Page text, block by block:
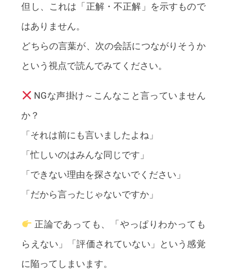
但し、これは「正解・不正解」を示すもので
はありません。
どちらの言葉が、次の会話につながりそうか
という視点で読んでみてください。
NGな声掛け～こんなこと言っていません
か？
「それは前にも言いましたよね」
「忙しいのはみんな同じです」
「できない理由を探さないでください」
「だから言ったじゃないですか」
正論であっても、「やっぱりわかっても
らえない」「評価されていない」という感覚
に陥ってしまいます。